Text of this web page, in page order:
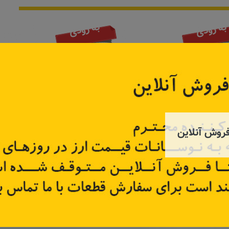
به زودی به زودی
درب صندوق ساندرو
کد قطعه:8201056478
اطلاعات بیشتر
دور
کد
آنلاین